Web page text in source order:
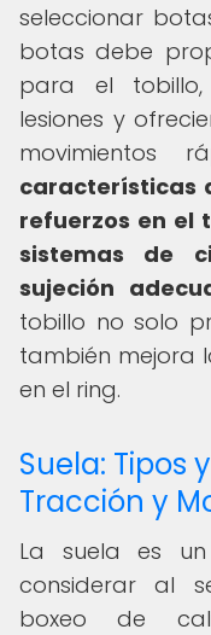
seleccionar
botas debe
para el
lesiones y
movimientos
características
refuerzos en el
sistemas de
sujeción
tobillo no solo
también mejora
en el ring.
Suela: Tipos
Tracción y
La suela es
considerar al
boxeo de